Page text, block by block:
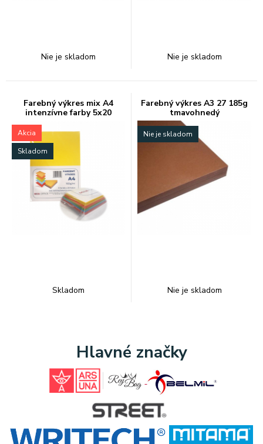
Nie je skladom Nie je skladom
Farebný výkres mix A4
intenzívne farby 5x20
Akcia
Skladom
Skladom
Farebný výkres A3 27 185g
tmavohnedý
Nie je skladom
Nie je skladom
Hlavné značky